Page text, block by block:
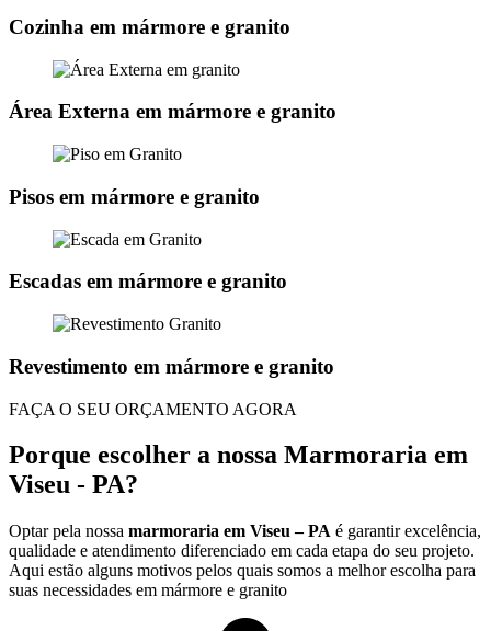
Cozinha em mármore e granito
Área Externa em mármore e granito
Pisos em mármore e granito
Escadas em mármore e granito
Revestimento em mármore e granito
FAÇA O SEU ORÇAMENTO AGORA
Porque escolher a nossa Marmoraria em
Viseu - PA?
Optar pela nossa marmoraria em Viseu – PA é garantir excelência,
qualidade e atendimento diferenciado em cada etapa do seu projeto.
Aqui estão alguns motivos pelos quais somos a melhor escolha para
suas necessidades em mármore e granito